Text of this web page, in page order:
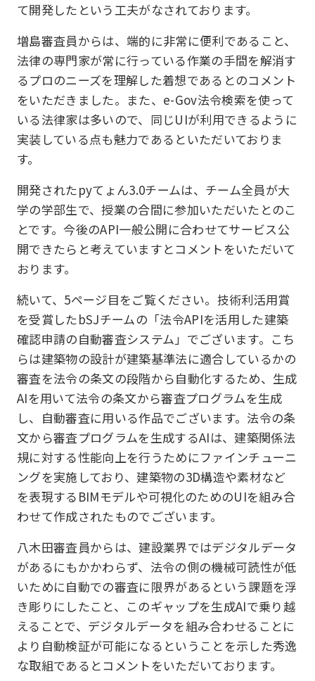
て開発したという工夫がなされております。
増島審査員からは、端的に非常に便利であること、
法律の専門家が常に行っている作業の手間を解消す
るプロのニーズを理解した着想であるとのコメント
をいただきました。また、e-Gov法令検索を使って
いる法律家は多いので、同じUIが利用できるように
実装している点も魅力であるといただいておりま
す。
開発されたpyてょん3.0チームは、チーム全員が大
学の学部生で、授業の合間に参加いただいたとのこ
とです。今後のAPI一般公開に合わせてサービス公
開できたらと考えていますとコメントをいただいて
おります。
続いて、5ページ目をご覧ください。技術利活用賞
を受賞したbSJチームの「法令APIを活用した建築
確認申請の自動審査システム」でございます。こち
らは建築物の設計が建築基準法に適合しているかの
審査を法令の条文の段階から自動化するため、生成
AIを用いて法令の条文から審査プログラムを生成
し、自動審査に用いる作品でございます。法令の条
文から審査プログラムを生成するAIは、建築関係法
規に対する性能向上を行うためにファインチューニ
ングを実施しており、建築物の3D構造や素材など
を表現するBIMモデルや可視化のためのUIを組み合
わせて作成されたものでございます。
八木田審査員からは、建設業界ではデジタルデータ
があるにもかかわらず、法令の側の機械可読性が低
いために自動での審査に限界があるという課題を浮
き彫りにしたこと、このギャップを生成AIで乗り越
えることで、デジタルデータを組み合わせることに
より自動検証が可能になるということを示した秀逸
な取組であるとコメントをいただいております。